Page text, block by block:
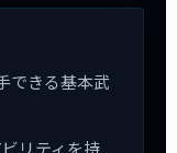
できる基本武
リティを持